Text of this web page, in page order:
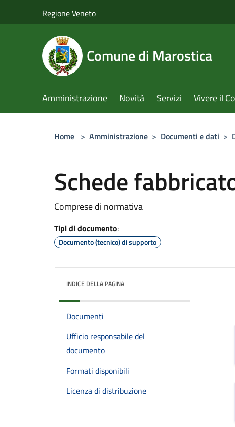
Regione Veneto
Comune di Marostica
Amministrazione Novità Servizi Vivere il
Home > Amministrazione > Documenti e dati >
Schede
Comprese di normativa
Tipi di documento:
Documento (tecnico) di supporto
INDICE DELLA PAGINA
Documenti
Ufficio responsabile del
documento
Formati disponibili
Licenza di distribuzione